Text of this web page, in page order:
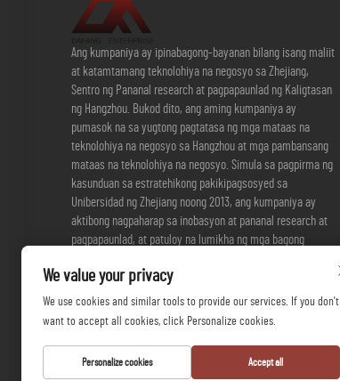
Ang kumpaniya ay ipinabagong-bayanan bilang isang maliit
at katamtamang teknolohiya na negosyo sa Zhejiang,
Sentro ng Pananal research at pagpapaunlad ng Kaligtasan
ng Hangzhou. Bukod dito, ang aming kumpaniya ay
pumasok na sa yugtong pagtatasa ng mga mataas na
teknolohiya na negosyo sa Hangzhou at mga pambansang
mataas na teknolohiya na negosyo. Simula sa pagpirma ng
kasunduan sa estratehikong pakikipagsosyed sa
Unibersidad ng Zhejiang noong 2013, ang kumpaniya ay
aktibong nagpaharap sa inobasyon at pananal research at
pagpapaunlad, at patuloy na lumikha ng mga bagong
imbentong patent at 17 na praktikal na patent.
We value your privacy
We use cookies and similar tools to provide our services. If you don't
want to accept all cookies, click Personalize cookies.
Personalize cookies Accept all